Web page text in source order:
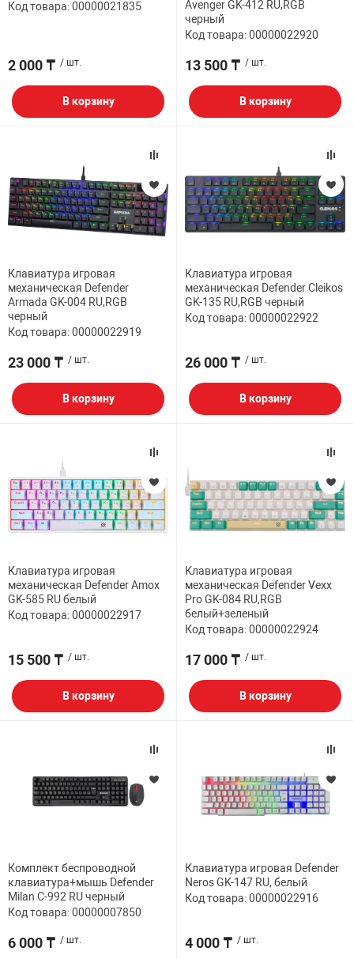
Код товара: 00000021835
2 000 ₸ / шт.
В корзину
Avenger GK-412 RU,RGB
черный
Код товара: 00000022920
13 500 ₸ / шт.
В корзину
Клавиатура игровая
механическая Defender
Armada GK-004 RU,RGB
черный
Код товара: 00000022919
23 000 ₸ / шт.
В корзину
Клавиатура игровая
механическая Defender Cleikos
GK-135 RU,RGB черный
Код товара: 00000022922
26 000 ₸ / шт.
В корзину
Клавиатура игровая
механическая Defender Amox
GK-585 RU белый
Код товара: 00000022917
15 500 ₸ / шт.
В корзину
Клавиатура игровая
механическая Defender Vexx
Pro GK-084 RU,RGB
белый+зеленый
Код товара: 00000022924
17 000 ₸ / шт.
В корзину
Комплект беспроводной
клавиатура+мышь Defender
Milan C-992 RU черный
Код товара: 00000007850
6 000 ₸ / шт.
Клавиатура игровая Defender
Neros GK-147 RU, белый
Код товара: 00000022916
4 000 ₸ / шт.